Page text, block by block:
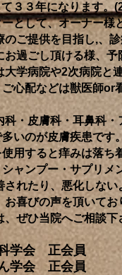
３３年になります。
として、オーナー様
ご提供を目指し,、診
過ごし頂ける様、予
学病院や2次病院と
心配などは獣医師or
科・皮膚科・耳鼻科
いのが皮膚疾患です
用すると痒みは落ち
ャンプー・サプリメ
れたり、悪化しない
喜びの声を頂いてお
ぜひ当院へご相談下
学会 正会員
学会 正会員